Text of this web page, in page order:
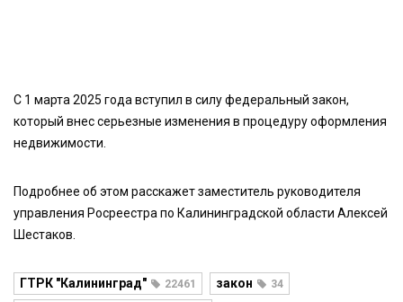
С 1 марта 2025 года вступил в силу федеральный закон,
который внес серьезные изменения в процедуру оформления
недвижимости.
Подробнее об этом расскажет заместитель руководителя
управления Росреестра по Калининградской области Алексей
Шестаков.
ГТРК "Калининград" 22461 закон 34